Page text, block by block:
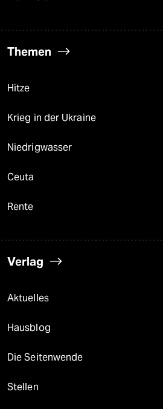
Themen
Hitze
Krieg in der Ukraine
Niedrigwasser
Ceuta
Rente
Verlag
Aktuelles
Hausblog
Die Seitenwende
Stellen